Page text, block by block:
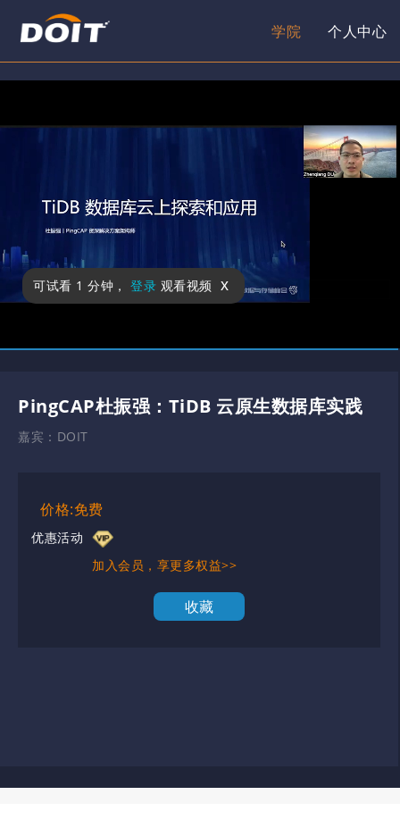
学院 个人中心
可试看 1 分钟 ， 登录 观看视频 x
PingCAP杜振强：TiDB 云原生数据库实践
嘉宾： DOIT
价格:免费
优惠活动
加入会员，享更多权益>>
收藏